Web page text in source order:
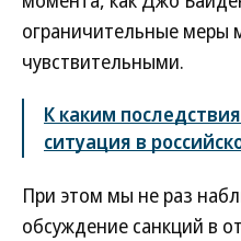
ограничительные меры
чувствительными.
К каким
ситуация в
При этом мы не раз
обсуждение санкций в